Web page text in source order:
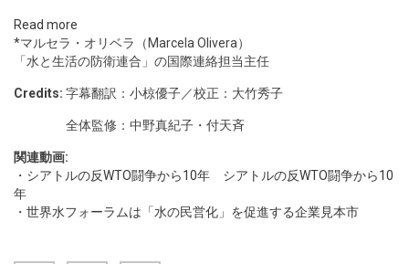
Read more
*マルセラ・オリベラ（Marcela Olivera）
「水と生活の防衛連合」の国際連絡担当主任
Credits: 字幕翻訳：小椋優子／校正：大竹秀子
全体監修：中野真紀子・付天斉
関連動画:
・ シアトルの反WTO闘争から10年 シアトルの反WTO闘争から10
年
・ 世界水フォーラムは「水の民営化」を促進する企業見本市